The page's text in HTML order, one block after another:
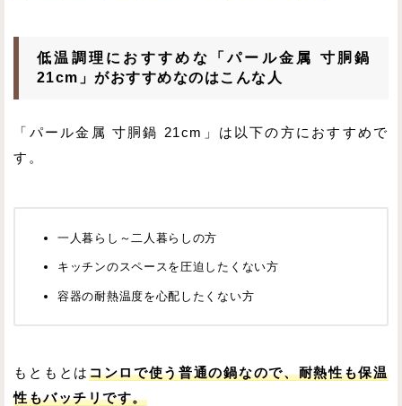
低温調理におすすめな「パール金属 寸胴鍋
21cm」がおすすめなのはこんな人
「パール金属 寸胴鍋 21cm」は以下の方におすすめで
す。
一人暮らし～二人暮らしの方
キッチンのスペースを圧迫したくない方
容器の耐熱温度を心配したくない方
もともとはコンロで使う普通の鍋なので、耐熱性も保温
性もバッチリです。